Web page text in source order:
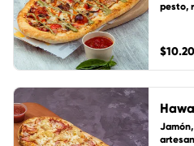
pesto,
gratis!